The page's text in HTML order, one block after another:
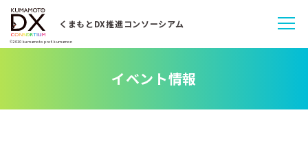
©2010 kumamoto pref. kumamon
くまもとDX推進コンソーシアム
イベント情報